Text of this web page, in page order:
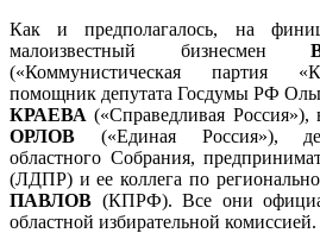
Как и предполагалось, на
малоизвестный бизнесмен
(«Коммунистическая партия
помощник депутата Госдумы РФ
КРАЕВА («Справедливая Россия»),
ОРЛОВ («Единая Россия»),
областного Собрания,
(ЛДПР) и ее коллега по
ПАВЛОВ (КПРФ). Все они
областной избирательной комиссией.